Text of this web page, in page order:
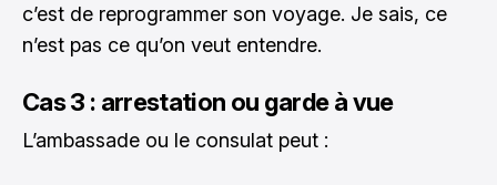
c’est de reprogrammer son voyage. Je sais, ce
n’est pas ce qu’on veut entendre.
Cas 3 : arrestation ou garde à vue
L’ambassade ou le consulat peut :